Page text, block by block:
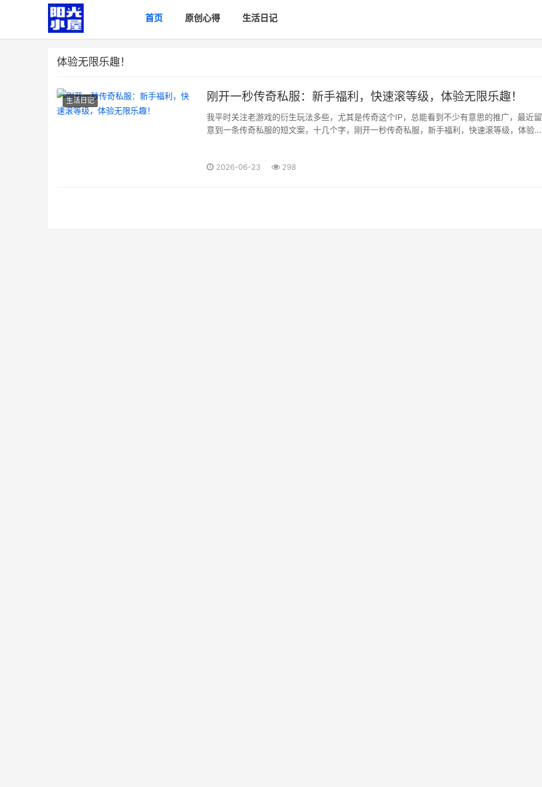
首页 原创心得 生活日记
体验无限乐趣！
生活日记 刚开一秒传奇私服：新手福利，快速滚等级，体验无限乐趣！
我平时关注老游戏的衍生玩法多些，尤其是传奇这个IP，总能看到不少有意思的推广，最近留
意到一条传奇私服的短文案，十几个字，刚开一秒传奇私服，新手福利，快速滚等级，体验无
2026-06-23 298